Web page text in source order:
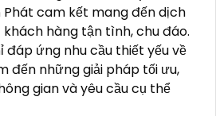
Phát cam kết mang đến dịch
hàng tận tình, chu đáo.
đáp ứng nhu cầu thiết yếu về
đến những giải pháp tối ưu,
gian và yêu cầu cụ thể